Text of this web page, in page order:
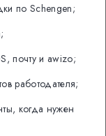
по Schengen;
почту и awizo;
работодателя;
когда нужен